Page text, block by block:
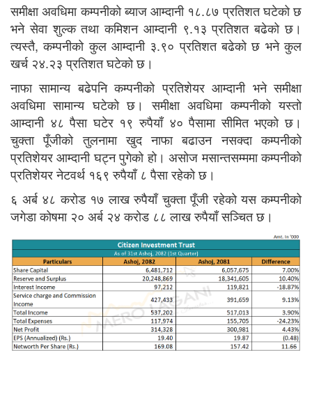
समीक्षा अवधिमा कम्पनीको ब्याज आम्दानी १८.८७ प्रतिशत घटेको छ
भने सेवा शुल्क तथा कमिशन आम्दानी ९.१३ प्रतिशत बढेको छ।
त्यस्तै, कम्पनीको कुल आम्दानी ३.९० प्रतिशत बढेको छ भने कुल
खर्च २४.२३ प्रतिशत घटेको छ।
नाफा सामान्य बढेपनि कम्पनीको प्रतिशेयर आम्दानी भने समीक्षा
अवधिमा सामान्य घटेको छ। समीक्षा अवधिमा कम्पनीको यस्तो
आम्दानी ४८ पैसा घटेर १९ रुपैयाँ ४० पैसामा सीमित भएको छ।
चुक्ता पूँजीको तुलनामा खुद नाफा बढाउन नसक्दा कम्पनीको
प्रतिशेयर आम्दानी घट्न पुगेको हो। असोज मसान्तसम्ममा कम्पनीको
प्रतिशेयर नेटवर्थ १६९ रुपैयाँ ८ पैसा रहेको छ।
६ अर्ब ४८ करोड १७ लाख रुपैयाँ चुक्ता पूँजी रहेको यस कम्पनीको
जगेडा कोषमा २० अर्ब २४ करोड ८८ लाख रुपैयाँ सञ्चित छ।